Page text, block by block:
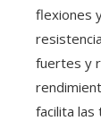
flexiones
fuertes y
facilita las